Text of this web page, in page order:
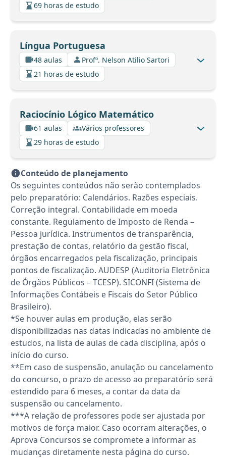
69 horas de estudo
Língua Portuguesa
48 aulas
Profº. Nelson Atilio Sartori
21 horas de estudo
Raciocínio Lógico Matemático
61 aulas
Vários professores
29 horas de estudo
Conteúdo de planejamento
Os seguintes conteúdos não serão contemplados
pelo preparatório: Calendários. Razões especiais.
Correção integral. Contabilidade em moeda
constante. Regulamento de Imposto de Renda –
Pessoa jurídica. Instrumentos de transparência,
prestação de contas, relatório da gestão fiscal,
órgãos encarregados pela fiscalização, principais
pontos de fiscalização. AUDESP (Auditoria Eletrônica
de Órgãos Públicos – TCESP). SICONFI (Sistema de
Informações Contábeis e Fiscais do Setor Público
Brasileiro).
*Se houver aulas em produção, elas serão
disponibilizadas nas datas indicadas no ambiente de
estudos, na lista de aulas de cada disciplina, após o
início do curso.
**Em caso de suspensão, anulação ou cancelamento
do concurso, o prazo de acesso ao preparatório será
estendido para 6 meses, a contar da data da
suspensão ou cancelamento.
***A relação de professores pode ser ajustada por
motivos de força maior. Caso ocorram alterações, o
Aprova Concursos se compromete a informar as
mudanças diretamente nesta página do curso.